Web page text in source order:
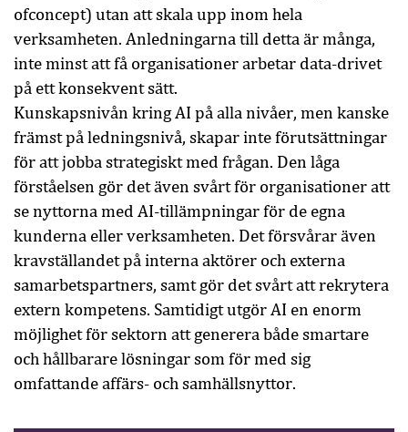
ofconcept) utan att skala upp inom hela
verksamheten. Anledningarna till detta är många,
inte minst att få organisationer arbetar data-drivet
på ett konsekvent sätt.
Kunskapsnivån kring AI på alla nivåer, men kanske
främst på ledningsnivå, skapar inte förutsättningar
för att jobba strategiskt med frågan. Den låga
förståelsen gör det även svårt för organisationer att
se nyttorna med AI-tillämpningar för de egna
kunderna eller verksamheten. Det försvårar även
kravställandet på interna aktörer och externa
samarbetspartners, samt gör det svårt att rekrytera
extern kompetens. Samtidigt utgör AI en enorm
möjlighet för sektorn att generera både smartare
och hållbarare lösningar som för med sig
omfattande affärs- och samhällsnyttor.